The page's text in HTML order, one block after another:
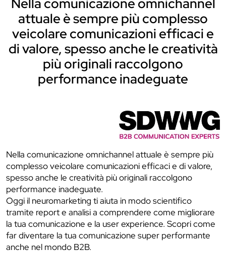
Nella comunicazione omnichannel
attuale è sempre più complesso
veicolare comunicazioni efficaci e
di valore, spesso anche le creatività
più originali raccolgono
performance inadeguate
Nella comunicazione omnichannel attuale è sempre più
complesso veicolare comunicazioni efficaci e di valore,
spesso anche le creatività più originali raccolgono
performance inadeguate.
Oggi il neuromarketing ti aiuta in modo scientifico
tramite report e analisi a comprendere come migliorare
la tua comunicazione e la user experience. Scopri come
far diventare la tua comunicazione super performante
anche nel mondo B2B.